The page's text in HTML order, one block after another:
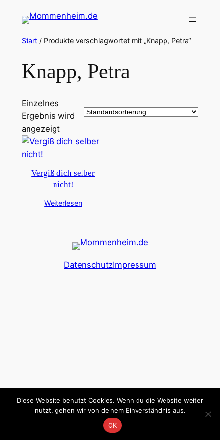
Inhalt
springen
Start/ Produkte verschlagwortet mit „Knapp, Petra“
Knapp, Petra
Einzelnes
Ergebnis wird
angezeigt
Vergiß dich selber
nicht!
Weiterlesen
DatenschutzImpressum
Diese Website benutzt Cookies. Wenn du die Website weiter
nutzt, gehen wir von deinem Einverständnis aus.
OK